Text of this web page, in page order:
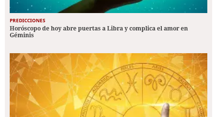
PREDICCIONES
Horóscopo de hoy abre puertas a Libra y complica el amor en
Géminis